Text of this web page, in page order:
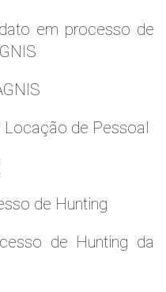
em processo de
Locação de Pessoal
de Hunting
de Hunting da